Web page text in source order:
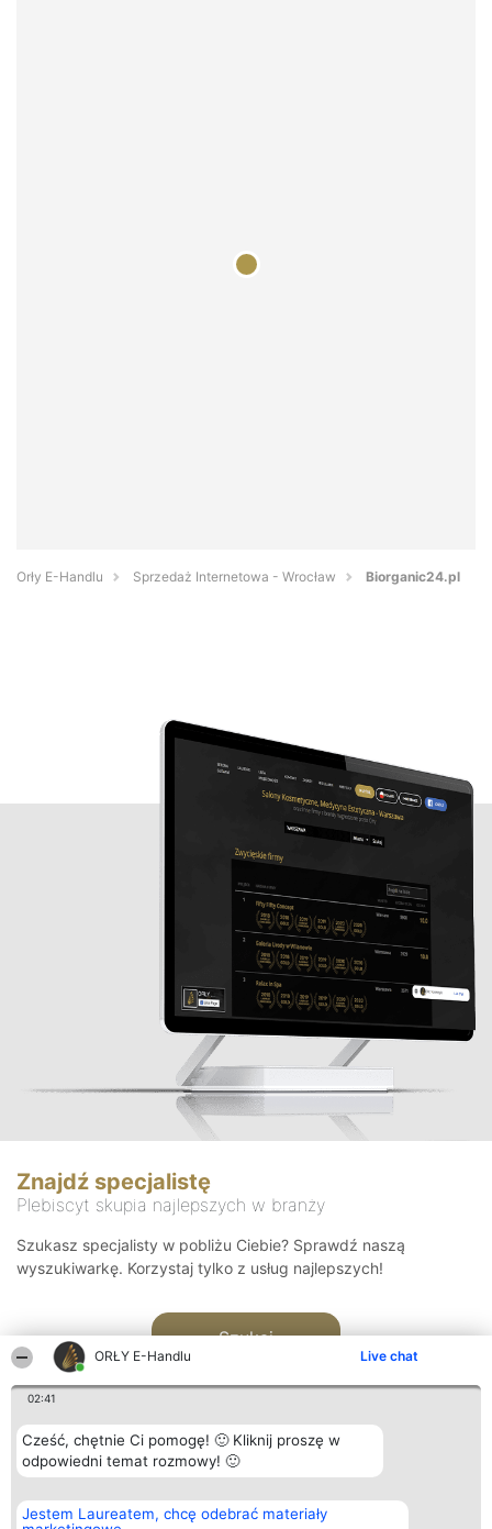
ORŁY E-Handlu Live chat
02:41
Cześć, chętnie Ci pomogę! 🙂 Kliknij proszę w
odpowiedni temat rozmowy! 🙂
Jestem Laureatem, chcę odebrać materiały
Orły E-Handlu Sprzedaż Internetowa - Wrocław Biorganic24.pl
Znajdź specjalistę
Plebiscyt skupia najlepszych w branży
Szukasz specjalisty w pobliżu Ciebie? Sprawdź naszą
wyszukiwarkę. Korzystaj tylko z usług najlepszych!
Szukaj
Organizator plebiscytu
Bright Side Solutions sp. z o.
Plebiscyt
Laureaci
Kontakt
Kontakt